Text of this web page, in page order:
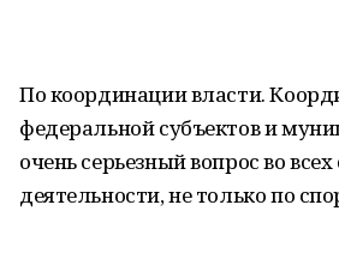
По координации власти.
федеральной субъектов и
очень серьезный вопрос во
деятельности, не только по